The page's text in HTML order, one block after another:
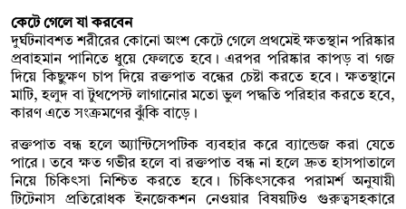
কেটে গেলে যা করবেন
দুর্ঘটনাবশত শরীরের কোনো অংশ কেটে গেলে প্রথমেই ক্ষতস্থান পরিষ্কার
প্রবাহমান পানিতে ধুয়ে ফেলতে হবে। এরপর পরিষ্কার কাপড় বা গজ
দিয়ে কিছুক্ষণ চাপ দিয়ে রক্তপাত বন্ধের চেষ্টা করতে হবে। ক্ষতস্থানে
মাটি, হলুদ বা টুথপেস্ট লাগানোর মতো ভুল পদ্ধতি পরিহার করতে হবে,
কারণ এতে সংক্রমণের ঝুঁকি বাড়ে।
রক্তপাত বন্ধ হলে অ্যান্টিসেপটিক ব্যবহার করে ব্যান্ডেজ করা যেতে
পারে। তবে ক্ষত গভীর হলে বা রক্তপাত বন্ধ না হলে দ্রুত হাসপাতালে
নিয়ে চিকিৎসা নিশ্চিত করতে হবে। চিকিৎসকের পরামর্শ অনুযায়ী
টিটেনাস প্রতিরোধক ইনজেকশন নেওয়ার বিষয়টিও গুরুত্বসহকারে